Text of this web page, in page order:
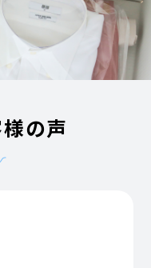
の声